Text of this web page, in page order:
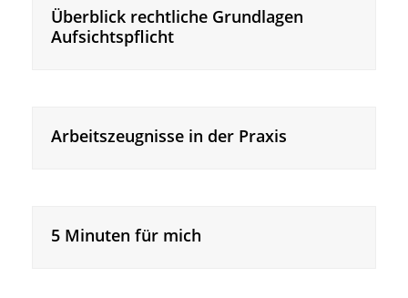
Überblick rechtliche Grundlagen
Aufsichtspflicht
Arbeitszeugnisse in der Praxis
5 Minuten für mich